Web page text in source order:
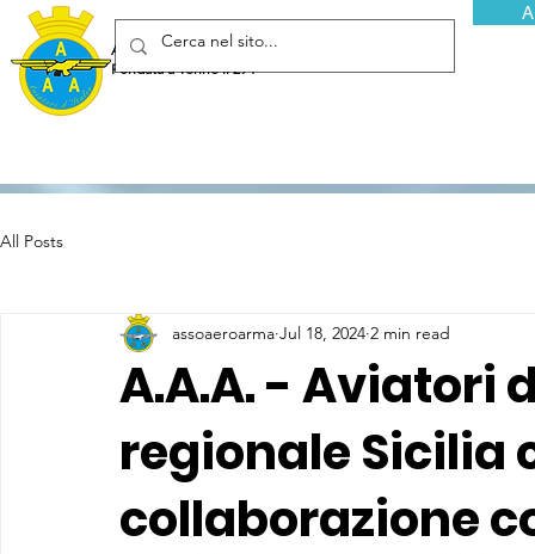
Associazione Arma Aeronautica - Aviatori d'Italia ETS
Fondata a Torino il 29 febbraio 1952
All Posts
A.A.A. - Aviatori
regionale Sicilia
collaborazione
assoaeroarma Jul 18, 2024 2 min read